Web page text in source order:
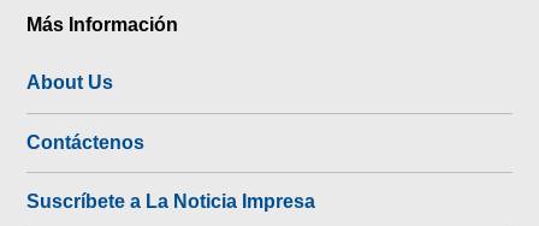
Más Información
About Us
Contáctenos
Suscríbete a La Noticia Impresa